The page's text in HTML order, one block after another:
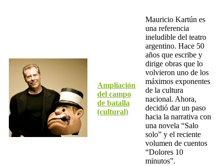
Ampliación
del campo
de batalla
(cultural)
Mauricio Kartún es
una referencia
ineludible del teatro
argentino. Hace 50
años que escribe y
dirige obras que lo
volvieron uno de los
máximos exponentes
de la cultura
nacional. Ahora,
decidió dar un paso
hacia la narrativa con
una novela “Salo
solo” y el reciente
volumen de cuentos
“Dolores 10
minutos”.